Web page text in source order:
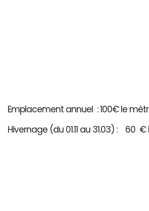
Emplacement annuel : 100€ le
Hivernage (du 01.11 au 31.03) : 60